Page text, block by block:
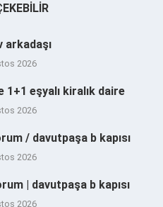
arkadaşı
2026
1+1 eşyalı kiralık daire
2026
/ davutpaşa b kapısı
2026
| davutpaşa b kapısı
2026